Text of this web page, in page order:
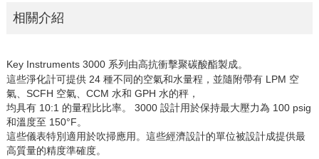
相關介紹
Key Instruments 3000 系列由高抗衝擊聚碳酸酯製成。
這些淨化計可提供 24 種不同的空氣和水量程，並隨附帶有 LPM 空
氣、SCFH 空氣、CCM 水和 GPH 水的秤，
均具有 10:1 的量程比比率。 3000 設計用於保持最大壓力為 100 psig
和溫度至 150°F。
這些儀表特別適用於吹掃應用。這些經濟設計的單位被設計成提供最
高質量的精度準確度。